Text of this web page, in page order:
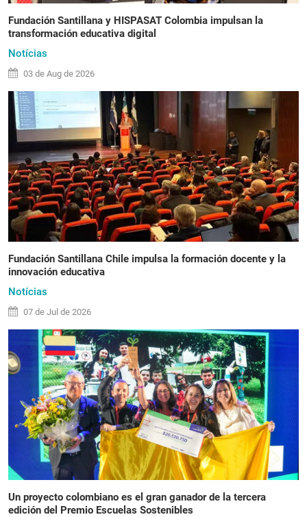
Fundación Santillana y HISPASAT Colombia impulsan la
transformación educativa digital
Notícias
03 de Aug de 2026
Fundación Santillana Chile impulsa la formación docente y la
innovación educativa
Notícias
07 de Jul de 2026
Un proyecto colombiano es el gran ganador de la tercera
edición del Premio Escuelas Sostenibles